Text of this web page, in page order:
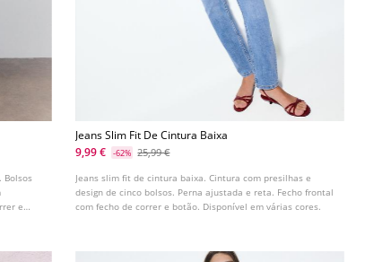
Bolsos
e
Jeans Slim Fit De Cintura Baixa
9,99 €
-62% 25,99 €
Jeans slim fit de cintura baixa. Cintura com presilhas e
design de cinco bolsos. Perna ajustada e reta. Fecho frontal
com fecho de correr e botão. Disponível em várias cores.